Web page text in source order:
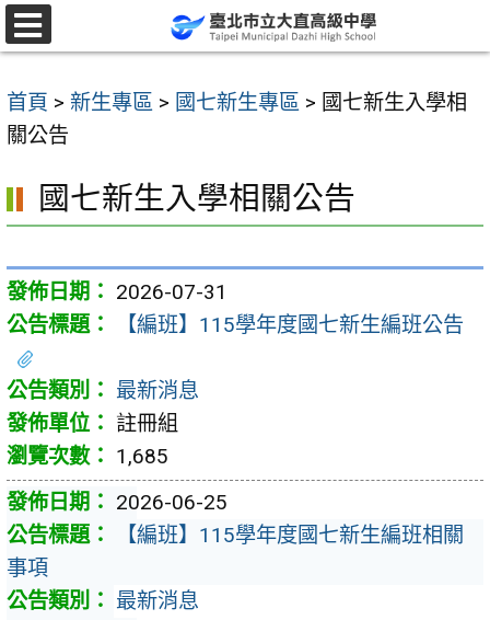
跳
至
要
內
區
首頁 > 新生專區 > 國七新生專區 > 國七新生入學相
關公告
國七新生入學相關公告
2026-07-31
【編班】115學年度國七新生編班公告
最新消息
註冊組
1,685
2026-06-25
【編班】115學年度國七新生編班相關
事項
最新消息
選
單